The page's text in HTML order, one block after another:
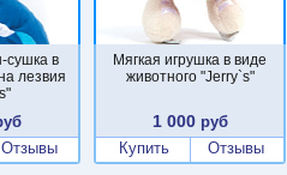
сушка в
лезвия
Отзывы
Мягкая игрушка в виде
животного "Jerry`s"
1 000руб
Купить
Отзывы